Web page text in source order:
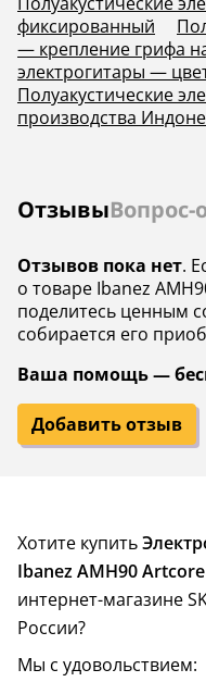
фиксированный
— крепление грифа
электрогитары —
Полуакустические
производства
ОтзывыВопрос-
Отзывов пока нет.
о товаре Ibanez
поделитесь ценным
собирается его
Ваша помощь —
Добавить отзыв
Хотите купить
Ibanez AMH90
интернет-магазине
России?
Мы с удовольствием: